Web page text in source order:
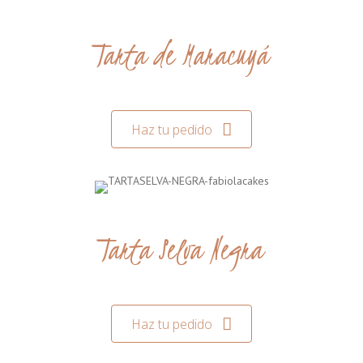
Tarta de Maracuyá
Haz tu pedido
Tarta Selva Negra
Haz tu pedido